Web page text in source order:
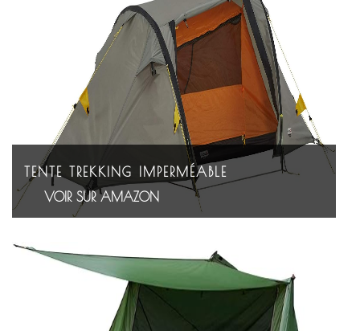
TENTE TREKKING IMPERMÉABLE
VOIR SUR AMAZON